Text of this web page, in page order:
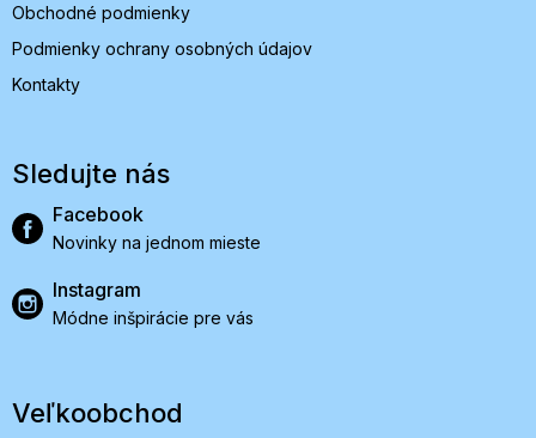
Obchodné podmienky
Podmienky ochrany osobných údajov
Kontakty
Sledujte nás
Facebook
Novinky na jednom mieste
Instagram
Módne inšpirácie pre vás
Veľkoobchod